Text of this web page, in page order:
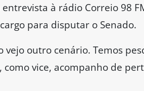
à rádio Correio 98
para disputar o Senado.
outro cenário. Temos
vice, acompanho de